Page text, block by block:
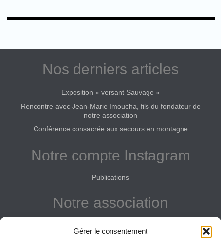
Gérer le consentement
Nos derniers articles
Exposition « versant Sauvage »
Rencontre avec Jean-Marie Imoucha, fils du fondateur de
notre association
Conférence consacrée aux secours en montagne
Notre compte Instagram
Publications
Notre association